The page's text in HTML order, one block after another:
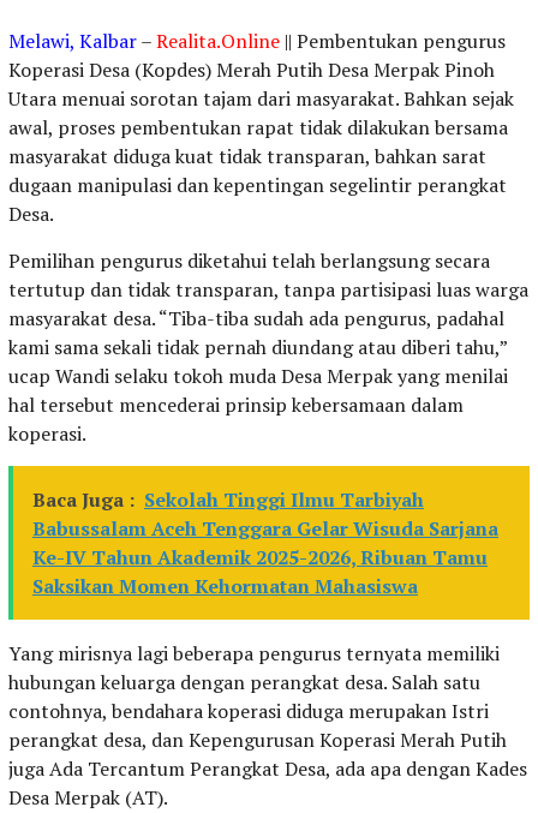
Melawi, Kalbar–Realita.Online || Pembentukan pengurus
Koperasi Desa (Kopdes) Merah Putih Desa Merpak Pinoh
Utara menuai sorotan tajam dari masyarakat. Bahkan sejak
awal, proses pembentukan rapat tidak dilakukan bersama
masyarakat diduga kuat tidak transparan, bahkan sarat
dugaan manipulasi dan kepentingan segelintir perangkat
Desa.
Pemilihan pengurus diketahui telah berlangsung secara
tertutup dan tidak transparan, tanpa partisipasi luas warga
masyarakat desa. “Tiba-tiba sudah ada pengurus, padahal
kami sama sekali tidak pernah diundang atau diberi tahu,”
ucap Wandi selaku tokoh muda Desa Merpak yang menilai
hal tersebut mencederai prinsip kebersamaan dalam
koperasi.
Baca Juga : Sekolah Tinggi Ilmu Tarbiyah
Babussalam Aceh Tenggara Gelar Wisuda Sarjana
Ke-IV Tahun Akademik 2025-2026, Ribuan Tamu
Saksikan Momen Kehormatan Mahasiswa
Yang mirisnya lagi beberapa pengurus ternyata memiliki
hubungan keluarga dengan perangkat desa. Salah satu
contohnya, bendahara koperasi diduga merupakan Istri
perangkat desa, dan Kepengurusan Koperasi Merah Putih
juga Ada Tercantum Perangkat Desa, ada apa dengan Kades
Desa Merpak (AT).